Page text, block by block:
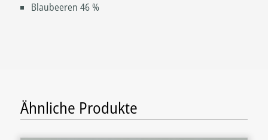
Blaubeeren 46 %
Ähnliche Produkte